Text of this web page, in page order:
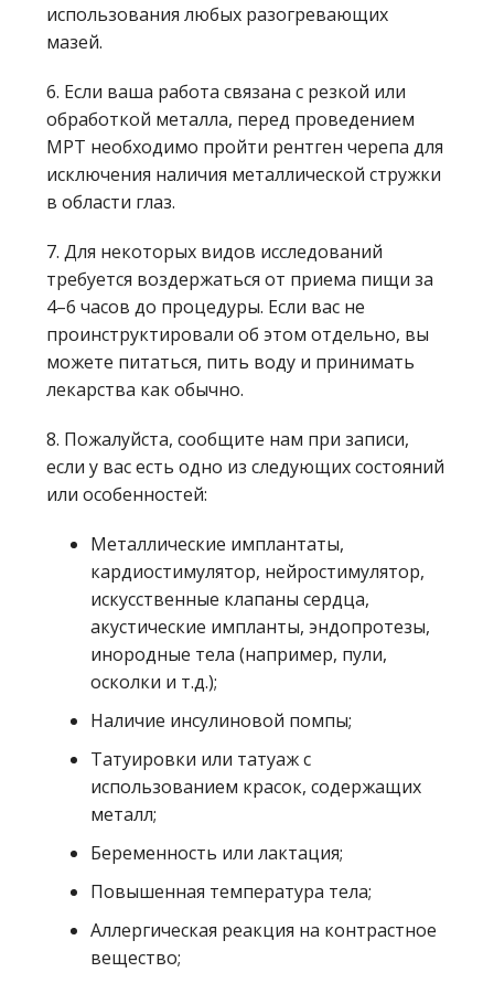
использования любых разогревающих
мазей.
6. Если ваша работа связана с резкой или
обработкой металла, перед проведением
МРТ необходимо пройти рентген черепа для
исключения наличия металлической стружки
в области глаз.
7. Для некоторых видов исследований
требуется воздержаться от приема пищи за
4–6 часов до процедуры. Если вас не
проинструктировали об этом отдельно, вы
можете питаться, пить воду и принимать
лекарства как обычно.
8. Пожалуйста, сообщите нам при записи,
если у вас есть одно из следующих состояний
или особенностей:
Металлические имплантаты,
кардиостимулятор, нейростимулятор,
искусственные клапаны сердца,
акустические импланты, эндопротезы,
инородные тела (например, пули,
осколки и т.д.);
Наличие инсулиновой помпы;
Татуировки или татуаж с
использованием красок, содержащих
металл;
Беременность или лактация;
Повышенная температура тела;
Аллергическая реакция на контрастное
вещество;